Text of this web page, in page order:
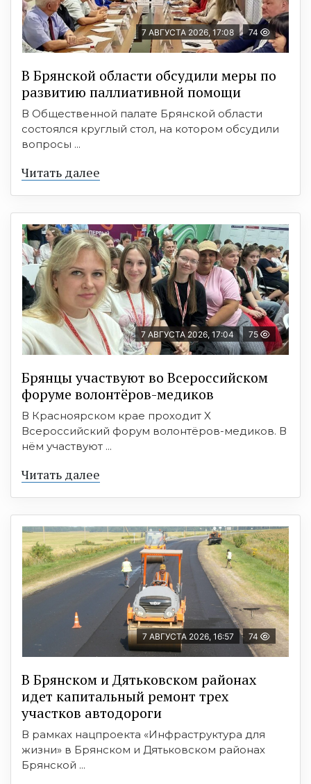
7 АВГУСТА 2026, 17:08 74
В Брянской области обсудили меры по
развитию паллиативной помощи
В Общественной палате Брянской области
состоялся круглый стол, на котором обсудили
вопросы ...
Читать далее
7 АВГУСТА 2026, 17:04 75
Брянцы участвуют во Всероссийском
форуме волонтёров-медиков
В Красноярском крае проходит X
Всероссийский форум волонтёров-медиков. В
нём участвуют ...
Читать далее
7 АВГУСТА 2026, 16:57 74
В Брянском и Дятьковском районах
идет капитальный ремонт трех
участков автодороги
В рамках нацпроекта «Инфраструктура для
жизни» в Брянском и Дятьковском районах
Брянской ...